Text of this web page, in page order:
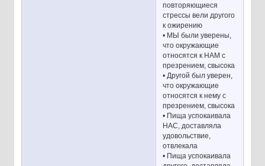
повторяющиеся
стрессы вели другого
к ожирению
• МЫ были уверены,
что окружающие
относятся к НАМ с
презрением, свысока
• Другой был уверен,
что окружающие
относятся к нему с
презрением, свысока
• Пища успокаивала
НАС, доставляла
удовольствие,
отвлекала
• Пища успокаивала